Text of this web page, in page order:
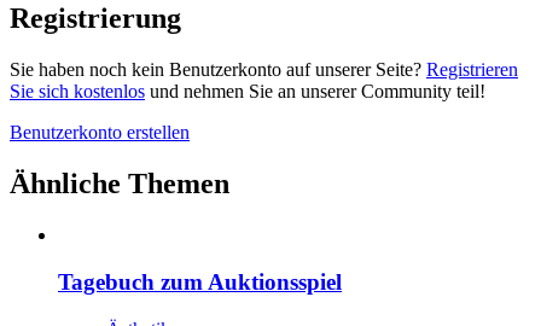
Registrierung
Sie haben noch kein Benutzerkonto auf unserer Seite? Registrieren
Sie sich kostenlos und nehmen Sie an unserer Community teil!
Benutzerkonto erstellen
Ähnliche Themen
Tagebuch zum Auktionsspiel